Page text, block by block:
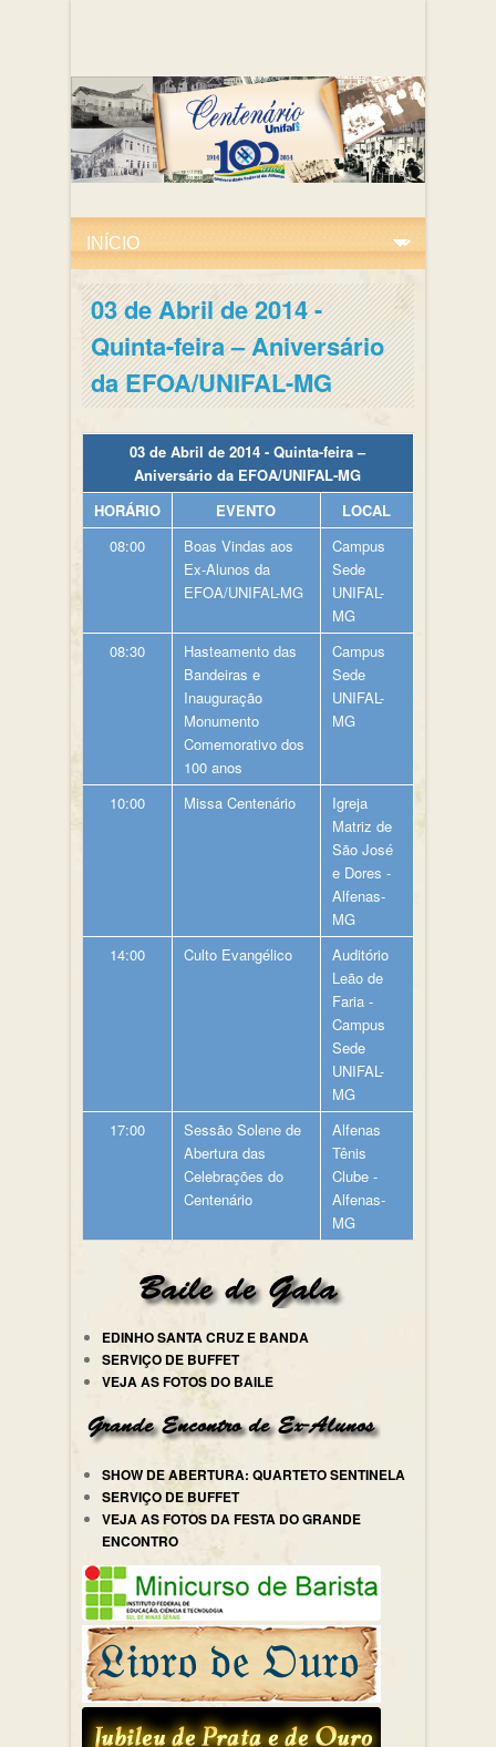
03 de Abril de 2014 -
Quinta-feira – Aniversário
da EFOA/UNIFAL-MG
03 de Abril de 2014 - Quinta-feira –
Aniversário da EFOA/UNIFAL-MG
HORÁRIO
EVENTO
LOCAL
08:00
Boas Vindas aos
Ex-Alunos da
EFOA/UNIFAL-MG
Campus
Sede
UNIFAL-
MG
08:30
Hasteamento das
Bandeiras e
Inauguração
Monumento
Comemorativo dos
100 anos
Campus
Sede
UNIFAL-
MG
10:00 Missa Centenário
Igreja
Matriz de
São José
e Dores -
Alfenas-
MG
14:00
Culto Evangélico
Auditório
Leão de
Faria -
Campus
Sede
UNIFAL-
MG
17:00
Sessão Solene de
Abertura das
Celebrações do
Centenário
Alfenas
Tênis
Clube -
Alfenas-
MG
EDINHO SANTA CRUZ E BANDA
SERVIÇO DE BUFFET
VEJA AS FOTOS DO BAILE
SHOW DE ABERTURA: QUARTETO SENTINELA
SERVIÇO DE BUFFET
VEJA AS FOTOS DA FESTA DO GRANDE
ENCONTRO